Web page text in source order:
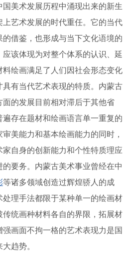
美术发展历程中涌现出来的新生
艺术发展的时代重任。它的当代
借鉴，也形成与当下文化语境的
该体现为对整个体系的认识、延
绘画满足了人们因社会形态变化
具有当代艺术表现的特质。内蒙古
面的发展目前相对滞后于其他省
存在题材和绘画语言单一重复的
美能力和基本绘画能力的同时，
自身的创新能力和个性特质理应
要务。内蒙古美术事业曾经在中
等诸多领域创造过辉煌骄人的成
理手法都限于某种单一的绘画材
统画种材料各自的界限，拓展材
画面不拘一格的艺术表现力是国
趋势。